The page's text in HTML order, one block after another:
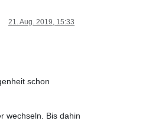
21. Aug. 2019, 15:33
schon
wechseln. Bis dahin